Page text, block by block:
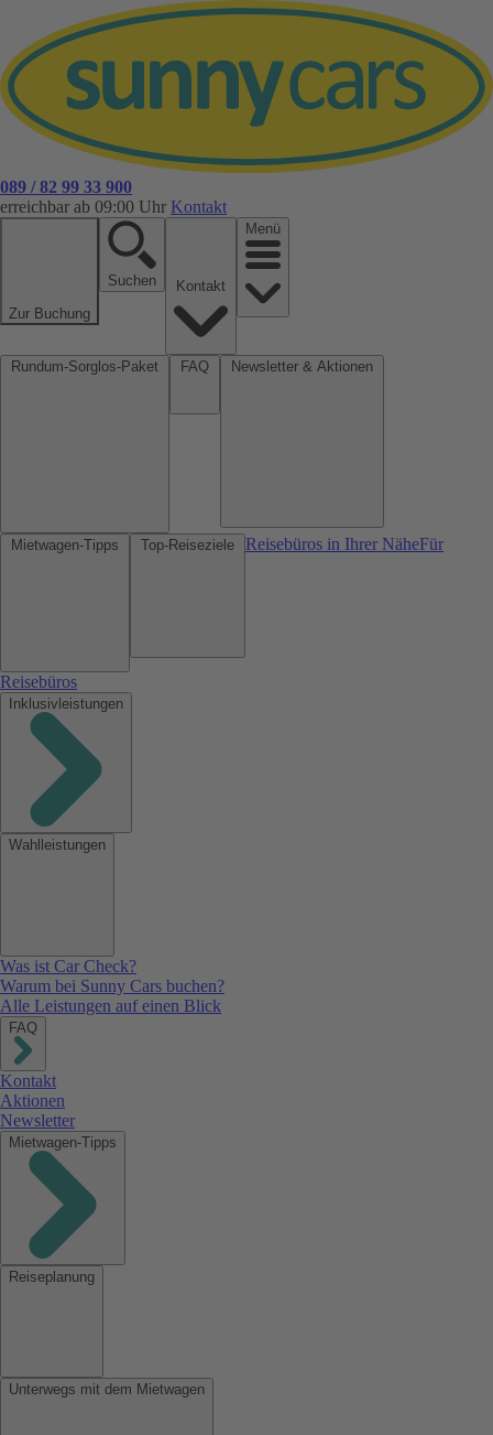
089 / 82 99 33 900
erreichbar ab 09:00 Uhr Kontakt
Zur Buchung
Suchen
Menü
Reisebüros in Ihrer NäheFür
Reisebüros
Inklusivleistungen
Wahlleistungen
Was ist Car Check?
Warum bei Sunny Cars buchen?
Alle Leistungen auf einen Blick
FAQ
Kontakt
Aktionen
Newsletter
Mietwagen-Tipps
Reiseplanung
Unterwegs mit dem Mietwagen